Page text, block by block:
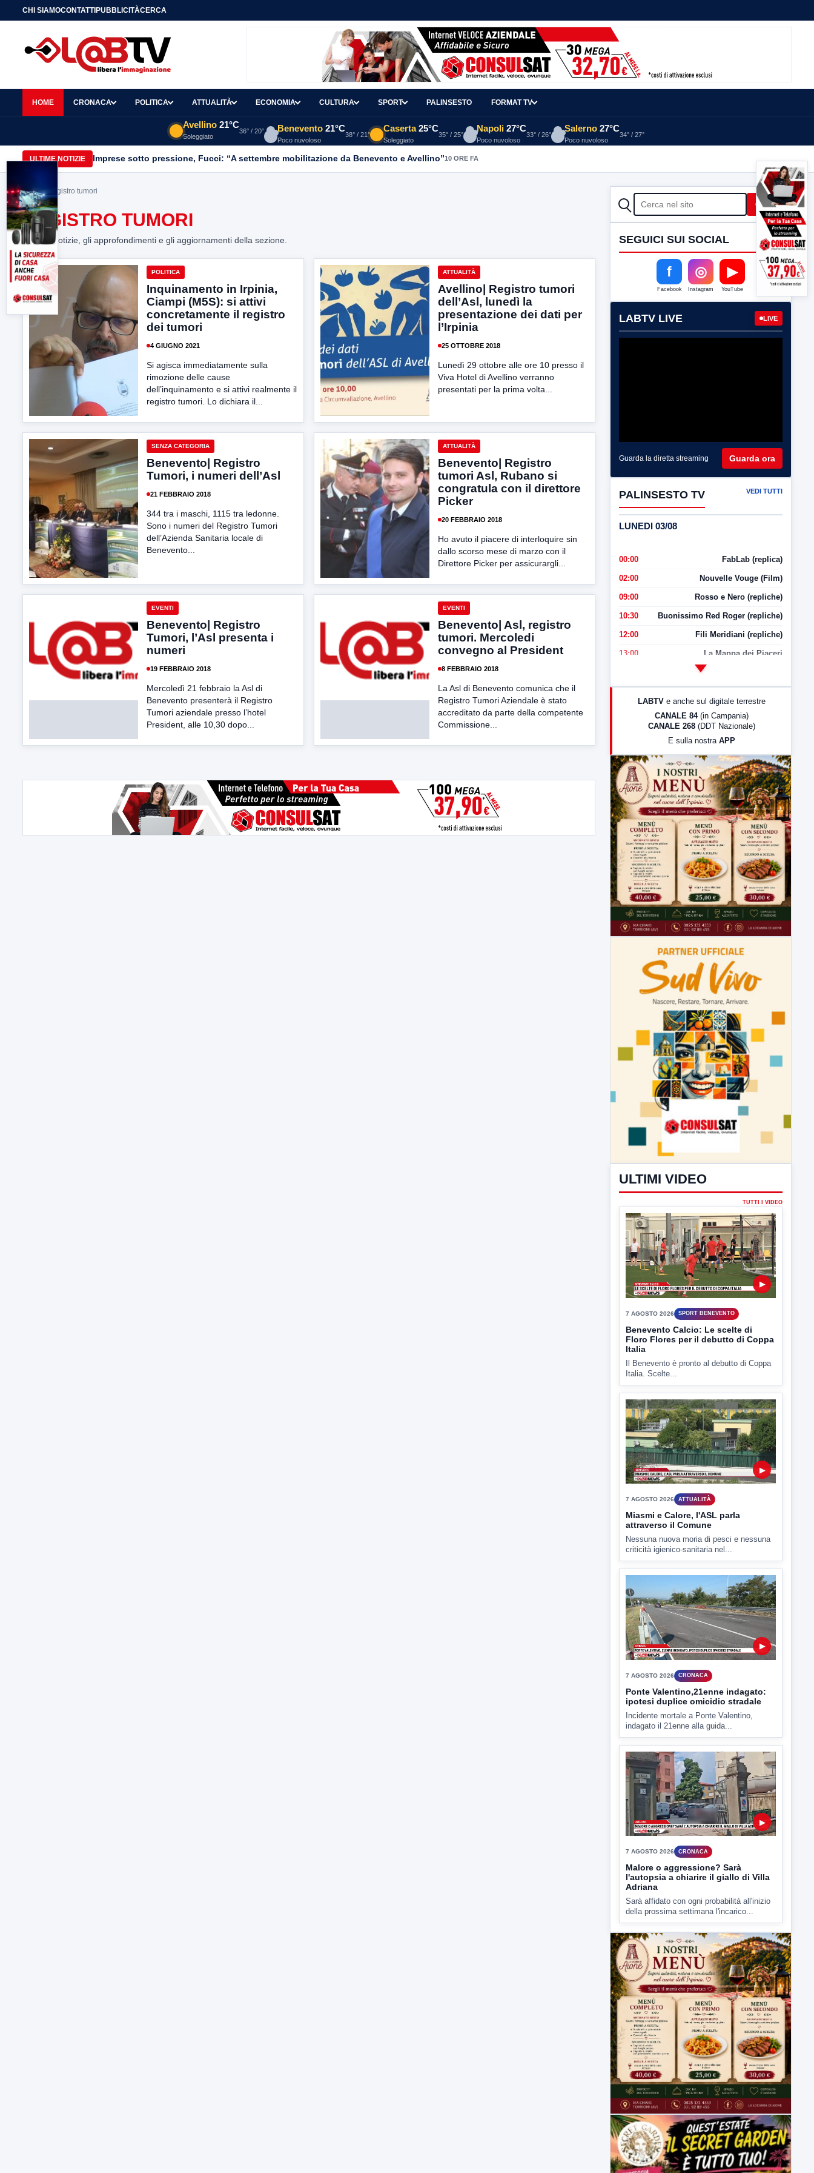
CHI SIAMOCONTATTIPUBBLICITÀCERCA
HOME CRONACA POLITICA ATTUALITÀ ECONOMIA CULTURA SPORT PALINSESTO FORMAT TV
Avellino 21°C
Soleggiato
36° / 20° Benevento 21°C
Poco nuvoloso
38° / 21°
Caserta 25°C
Soleggiato
35° / 25°
Napoli 27°C
Poco nuvoloso
33° / 26°
Salerno 27°C
Poco nuvoloso
34° / 27°
ULTIME NOTIZIE Imprese sotto pressione, Fucci: “A settembre mobilitazione da Benevento e Avellino”10 ORE FA
Home> registro tumori
REGISTRO TUMORI
Tutte le notizie, gli approfondimenti e gli aggiornamenti della sezione.
POLITICA
Inquinamento in Irpinia,
Ciampi (M5S): si attivi
concretamente il registro
dei tumori
4 GIUGNO 2021
Si agisca immediatamente sulla
rimozione delle cause
dell’inquinamento e si attivi realmente il
registro tumori. Lo dichiara il...
ATTUALITÀ
Avellino| Registro tumori
dell’Asl, lunedì la
presentazione dei dati per
l’Irpinia
25 OTTOBRE 2018
Lunedì 29 ottobre alle ore 10 presso il
Viva Hotel di Avellino verranno
presentati per la prima volta...
SENZA CATEGORIA
Benevento| Registro
Tumori, i numeri dell’Asl
21 FEBBRAIO 2018
344 tra i maschi, 1115 tra ledonne.
Sono i numeri del Registro Tumori
dell’Azienda Sanitaria locale di
Benevento...
ATTUALITÀ
Benevento| Registro
tumori Asl, Rubano si
congratula con il direttore
Picker
20 FEBBRAIO 2018
Ho avuto il piacere di interloquire sin
dallo scorso mese di marzo con il
Direttore Picker per assicurargli...
EVENTI
Benevento| Registro
Tumori, l’Asl presenta i
numeri
19 FEBBRAIO 2018
Mercoledì 21 febbraio la Asl di
Benevento presenterà il Registro
Tumori aziendale presso l’hotel
President, alle 10,30 dopo...
EVENTI
Benevento| Asl, registro
tumori. Mercoledi
convegno al President
8 FEBBRAIO 2018
La Asl di Benevento comunica che il
Registro Tumori Aziendale è stato
accreditato da parte della competente
Commissione...
CERCA Cerca
SEGUICI SUI SOCIAL
f
Facebook
◎
Instagram
▶
YouTube
LABTV LIVE LIVE
Guarda la diretta streaming Guarda ora
PALINSESTO TV VEDI TUTTI
LUNEDI 03/08
00:00 FabLab (replica)
02:00 Nouvelle Vouge (Film)
09:00 Rosso e Nero (repliche)
10:30 Buonissimo Red Roger (repliche)
12:00 Fili Meridiani (repliche)
13:00 La Mappa dei Piaceri
LabNews (Diretta)
23:00 LabNews (replica)
LABTV e anche sul digitale terrestre
CANALE 84 (in Campania)
CANALE 268 (DDT Nazionale)
E sulla nostra APP
ULTIMI VIDEO
TUTTI I VIDEO
▶
Benevento Calcio: Le scelte di
Floro Flores per il debutto di Coppa
Italia
Il Benevento è pronto al debutto di Coppa
Italia. Scelte...
7 AGOSTO 2026 ATTUALITÀ
Miasmi e Calore, l'ASL parla
attraverso il Comune
Nessuna nuova moria di pesci e nessuna
criticità igienico-sanitaria nel...
7 AGOSTO 2026 CRONACA
Ponte Valentino,21enne indagato:
ipotesi duplice omicidio stradale
Incidente mortale a Ponte Valentino,
indagato il 21enne alla guida...
▶
Malore o aggressione? Sarà
l'autopsia a chiarire il giallo di Villa
Adriana
Sarà affidato con ogni probabilità all'inizio
della prossima settimana l'incarico...